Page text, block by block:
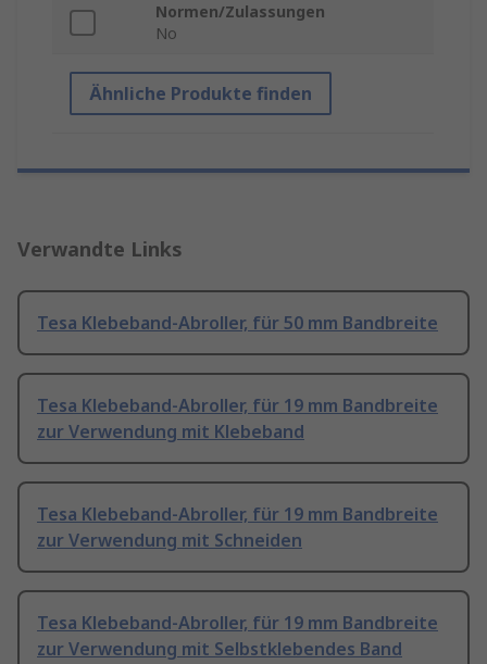
Normen/Zulassungen
No
Ähnliche Produkte finden
Verwandte Links
Tesa Klebeband-Abroller, für 50 mm Bandbreite
Tesa Klebeband-Abroller, für 19 mm Bandbreite
zur Verwendung mit Klebeband
Tesa Klebeband-Abroller, für 19 mm Bandbreite
zur Verwendung mit Schneiden
Tesa Klebeband-Abroller, für 19 mm Bandbreite
zur Verwendung mit Selbstklebendes Band